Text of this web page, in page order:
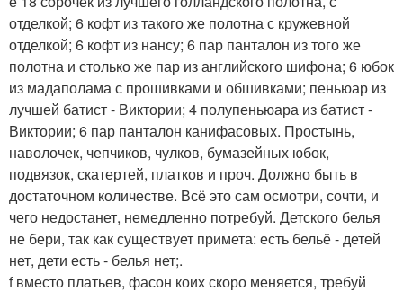
отделкой; 6 кофт из такого же полотна с кружевной
отделкой; 6 кофт из нансу; 6 пар панталон из того же
полотна и столько же пар из английского шифона; 6 юбок
из мадаполама с прошивками и обшивками; пеньюар из
лучшей батист - Виктории; 4 полупеньюара из батист -
Виктории; 6 пар панталон канифасовых. Простынь,
наволочек, чепчиков, чулков, бумазейных юбок,
подвязок, скатертей, платков и проч. Должно быть в
достаточном количестве. Всё это сам осмотри, сочти, и
чего недостанет, немедленно потребуй. Детского белья
не бери, так как существует примета: есть бельё - детей
нет, дети есть - белья нет;.
f вместо платьев, фасон коих скоро меняется, требуй